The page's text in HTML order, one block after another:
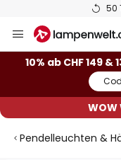
50
Inhalt
springen
10% ab CHF 149 &
WOW
Pendelleuchten &